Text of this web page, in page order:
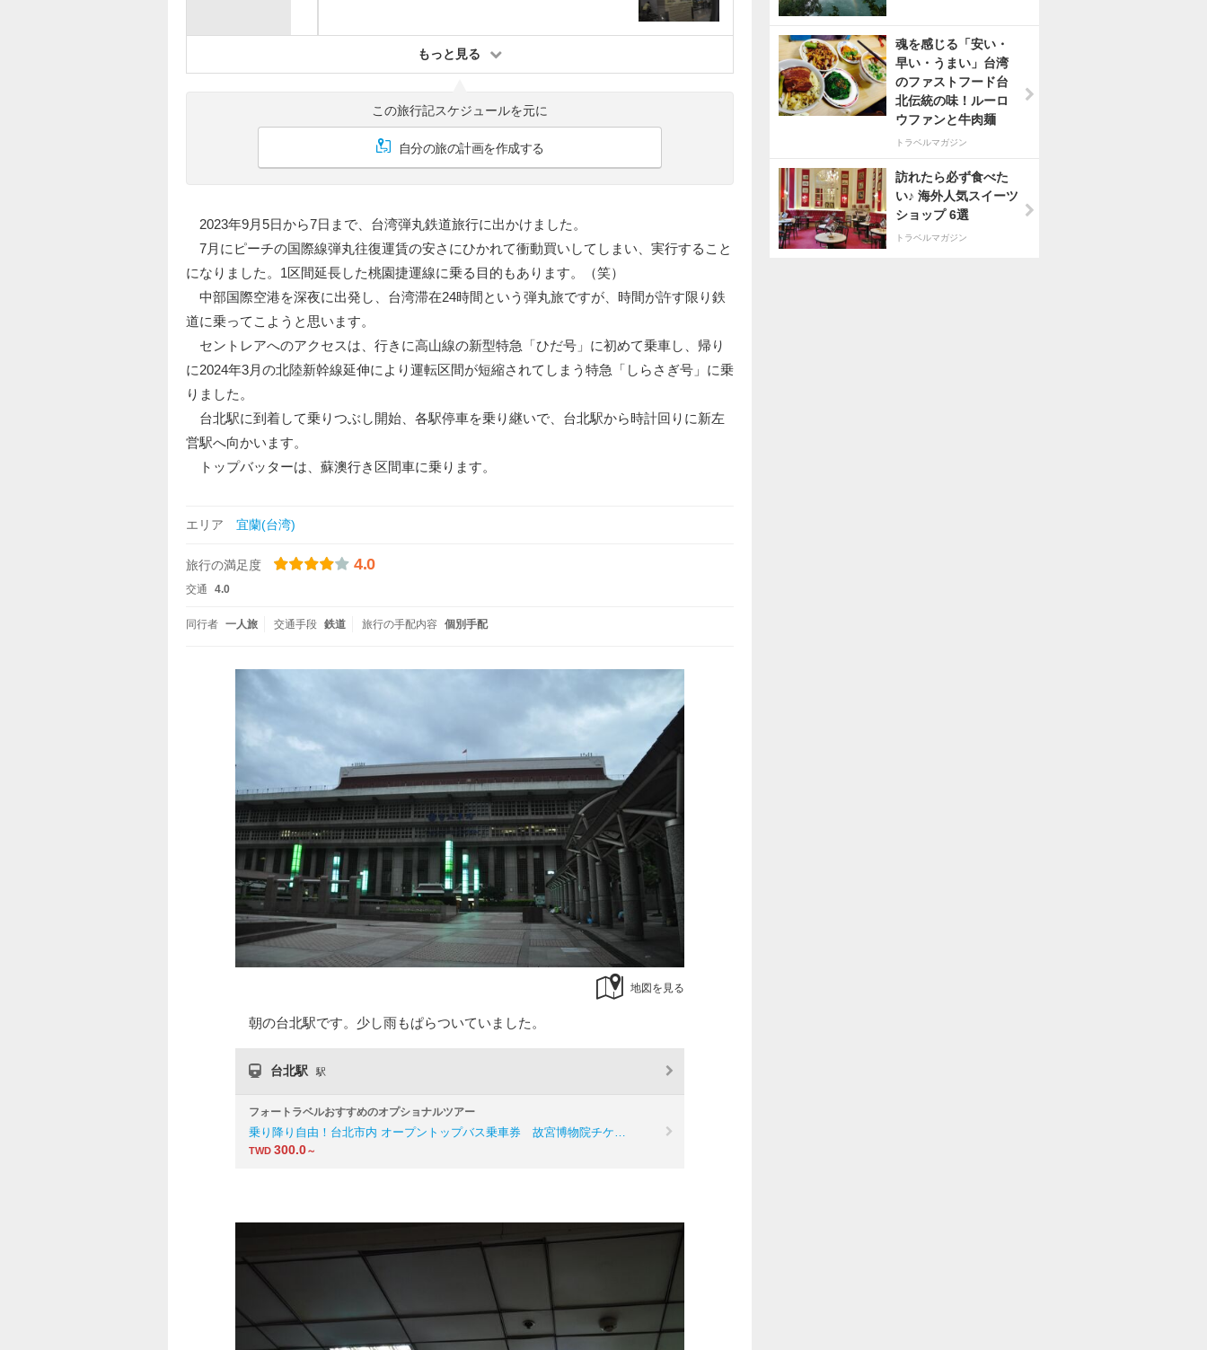
もっと見る
この旅行記スケジュールを元に
自分の旅の計画を作成する
2023年9月5日から7日まで、台湾弾丸鉄道旅行に出かけました。
7月にピーチの国際線弾丸往復運賃の安さにひかれて衝動買いしてしまい、実行すること
になりました。1区間延長した桃園捷運線に乗る目的もあります。（笑）
中部国際空港を深夜に出発し、台湾滞在24時間という弾丸旅ですが、時間が許す限り鉄
道に乗ってこようと思います。
セントレアへのアクセスは、行きに高山線の新型特急「ひだ号」に初めて乗車し、帰り
に2024年3月の北陸新幹線延伸により運転区間が短縮されてしまう特急「しらさぎ号」に乗
りました。
台北駅に到着して乗りつぶし開始、各駅停車を乗り継いで、台北駅から時計回りに新左
営駅へ向かいます。
トップバッターは、蘇澳行き区間車に乗ります。
エリア 宜蘭(台湾)
旅行の満足度 4.0
交通 4.0
同行者 一人旅 交通手段 鉄道 旅行の手配内容 個別手配
地図を見る
朝の台北駅です。少し雨もぱらついていました。
台北駅 駅
フォートラベルおすすめのオプショナルツアー
乗り降り自由！台北市内 オープントップバス乗車券 故宮博物院チケ…
TWD 300.0～
魂を感じる「安い・
早い・うまい」台湾
のファストフード台
北伝統の味！ルーロ
ウファンと牛肉麺
トラベルマガジン
訪れたら必ず食べた
い♪ 海外人気スイーツ
ショップ 6選
トラベルマガジン